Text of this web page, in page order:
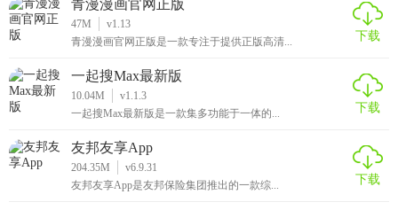
青漫漫画官网正版
47M
v1.13
青漫漫画官网正版是一款专注于提供正版高清...
下载
一起搜Max最新版
10.04M
v1.1.3
一起搜Max最新版是一款集多功能于一体的...
下载
友邦友享App
204.35M
v6.9.31
友邦友享App是友邦保险集团推出的一款综...
下载